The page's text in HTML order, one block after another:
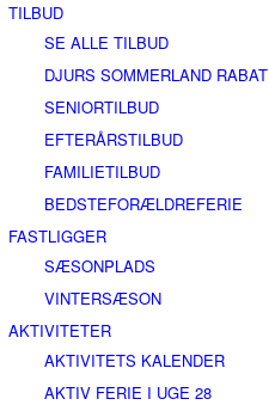
TILBUD
SE ALLE TILBUD
DJURS SOMMERLAND RABAT
SENIORTILBUD
EFTERÅRSTILBUD
FAMILIETILBUD
BEDSTEFORÆLDREFERIE
FASTLIGGER
SÆSONPLADS
VINTERSÆSON
AKTIVITETER
AKTIVITETS KALENDER
AKTIV FERIE I UGE 28